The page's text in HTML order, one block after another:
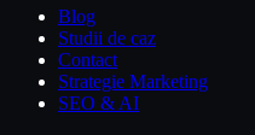
Blog
Studii de caz
Contact
Strategie Marketing
SEO & AI